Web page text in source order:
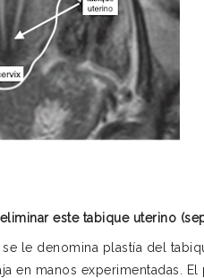
este tabique uterino
le denomina plastía del
en manos experimentadas.